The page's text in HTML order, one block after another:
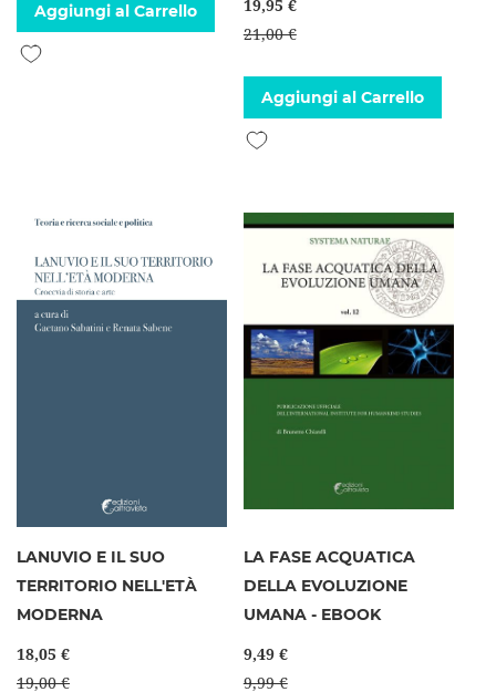
Aggiungi al Carrello
Aggiungi alla lista desideri
19,95 €
21,00 €
Aggiungi al Carrello
Aggiungi alla lista desideri
LANUVIO E IL SUO
TERRITORIO NELL'ETÀ
MODERNA
18,05 €
19,00 €
LA FASE ACQUATICA
DELLA EVOLUZIONE
UMANA - EBOOK
9,49 €
9,99 €